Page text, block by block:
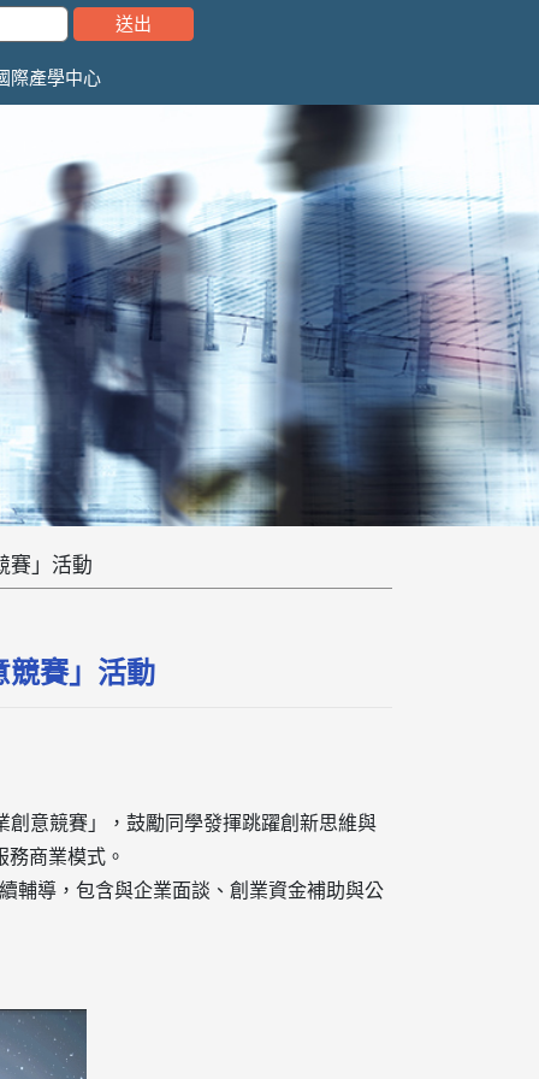
際產學中心
賽」活動
競賽」活動
意競賽」，鼓勵同學發揮跳躍創新思維與
商業模式。
輔導，包含與企業面談、創業資金補助與公